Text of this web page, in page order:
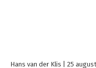
Hans van der Klis 25